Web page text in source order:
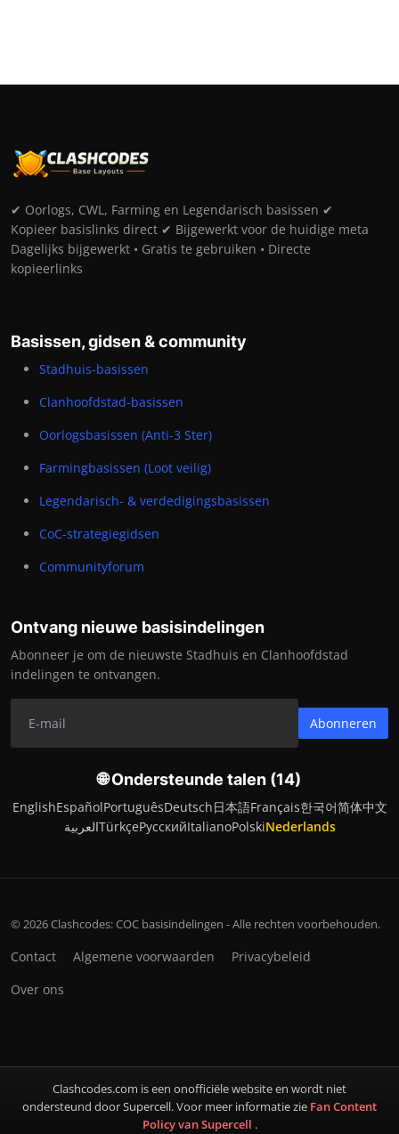
✔ Oorlogs, CWL, Farming en Legendarisch basissen ✔
Kopieer basislinks direct ✔ Bijgewerkt voor de huidige meta
Dagelijks bijgewerkt • Gratis te gebruiken • Directe
kopieerlinks
Basissen, gidsen & community
Stadhuis-basissen
Clanhoofdstad-basissen
Oorlogsbasissen (Anti-3 Ster)
Farmingbasissen (Loot veilig)
Legendarisch- & verdedigingsbasissen
CoC-strategiegidsen
Communityforum
Ontvang nieuwe basisindelingen
Abonneer je om de nieuwste Stadhuis en Clanhoofdstad
indelingen te ontvangen.
Abonneren
🌐 Ondersteunde talen (14)
EnglishEspañolPortuguêsDeutsch日本語Français한국어简体中文
العربيةTürkçeРусскийItalianoPolskiNederlands
© 2026 Clashcodes: COC basisindelingen - Alle rechten voorbehouden.
Contact Algemene voorwaarden
Privacybeleid
Over ons
Clashcodes.com is een onofficiële website en wordt niet
ondersteund door Supercell. Voor meer informatie zie Fan Content
Policy van Supercell .